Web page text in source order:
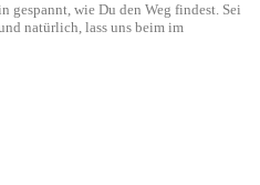
gespannt, wie Du den Weg findest. Sei
natürlich, lass uns beim im